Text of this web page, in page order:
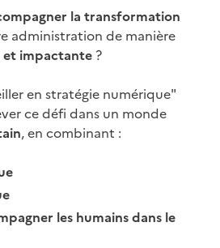
la transformation
administration de manière
impactante ?
en stratégie numérique"
ce défi dans un monde
, en combinant :
les humains dans le